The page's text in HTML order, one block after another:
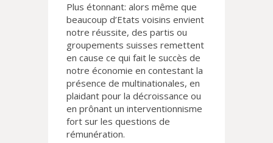
Plus étonnant: alors même que
beaucoup d’Etats voisins envient
notre réussite, des partis ou
groupements suisses remettent
en cause ce qui fait le succès de
notre économie en contestant la
présence de multinationales, en
plaidant pour la décroissance ou
en prônant un interventionnisme
fort sur les questions de
rémunération.